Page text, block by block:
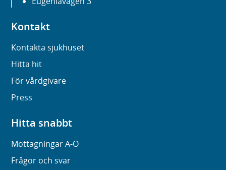
Kontakt
Kontakta sjukhuset
Hitta hit
För vårdgivare
Press
Hitta snabbt
Mottagningar A-Ö
Frågor och svar